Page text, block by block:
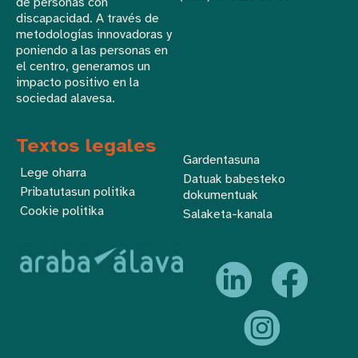
discapacidad. A través de
metodologías innovadoras y
poniendo a las personas en
el centro, generamos un
impacto positivo en la
sociedad alavesa.
Textos legales
Lege oharra
Pribatutasun politika
Cookie politika
Gardentasuna
Datuak babesteko
dokumentuak
Salaketa-kanala